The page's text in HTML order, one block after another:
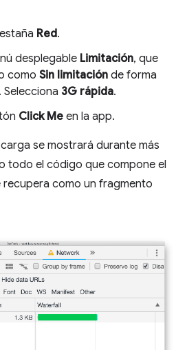
Red.
desplegable Limitación, que
como Sin limitación de forma
3G rápida.
Click Me en la app.
se mostrará durante más
todo el código que compone el
recupera como un fragmento